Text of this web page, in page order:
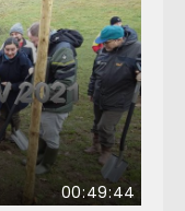
00:49:44